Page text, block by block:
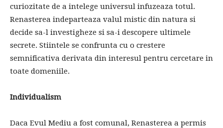
curiozitate de a intelege universul infuzeaza totul.
Renasterea indeparteaza valul mistic din natura si
decide sa-l investigheze si sa-i descopere ultimele
secrete. Stiintele se confrunta cu o crestere
semnificativa derivata din interesul pentru cercetare in
toate domeniile.
Individualism
Daca Evul Mediu a fost comunal, Renasterea a permis